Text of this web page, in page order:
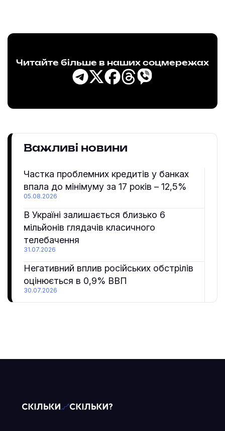
Читайте більше в наших соцмережах
Важливі новини
Частка проблемних кредитів у банках
впала до мінімуму за 17 років – 12,5%
05.08.2026
В Україні залишається близько 6
мільйонів глядачів класичного
телебачення
31.07.2026
Негативний вплив російських обстрілів
оцінюється в 0,9% ВВП
30.07.2026